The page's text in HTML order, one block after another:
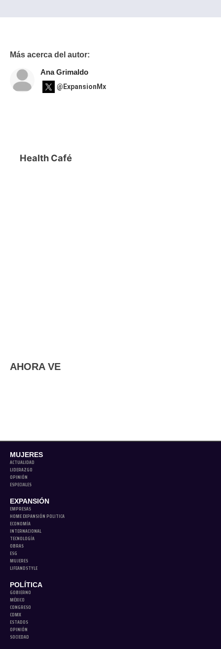
Más acerca del autor:
Ana Grimaldo
@ExpansionMx
Health Café
AHORA VE
MUJERES
ACTUALIDAD
LIDERAZGO
OPINIÓN
ESPECIALES
EXPANSIÓN
EMPRESAS
HOME EXPANSIÓN POLITICA
ECONOMÍA
INTERNACIONAL
TECNOLOGÍA
OBRAS
ESG
MUJERES
LIFEANDSTYLE
POLÍTICA
GOBIERNO
MÉXICO
CONGRESO
CDMX
ESTADOS
OPINIÓN
SOCIEDAD